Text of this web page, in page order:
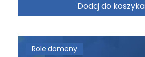
Dodaj do koszyka
Role domeny